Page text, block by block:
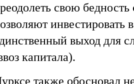
свою
выход для
капитала).
также обосновал